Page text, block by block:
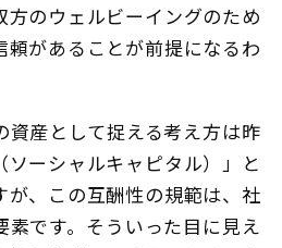
方のウェルビーイングのため
頼があることが前提になるわ
資産として捉える考え方は昨
ーシャルキャピタル）」と
が、この互酬性の規範は、社
素です。そういった目に見え